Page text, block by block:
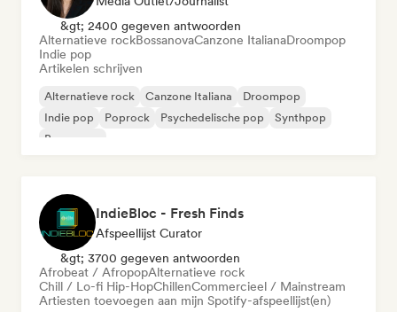
&gt; 2400 gegeven antwoorden
Alternatieve rockBossanovaCanzone ItalianaDroompop
Indie pop
Artikelen schrijven
Alternatieve rock Canzone Italiana
Droompop
Indie pop
Poprock Psychedelische pop
Synthpop
Bossanova
IndieBloc - Fresh Finds
Afspeellijst Curator
&gt; 3700 gegeven antwoorden
Afrobeat / AfropopAlternatieve rock
Chill / Lo-fi Hip-HopChillenCommercieel / Mainstream
Artiesten toevoegen aan mijn Spotify-afspeellijst(en)